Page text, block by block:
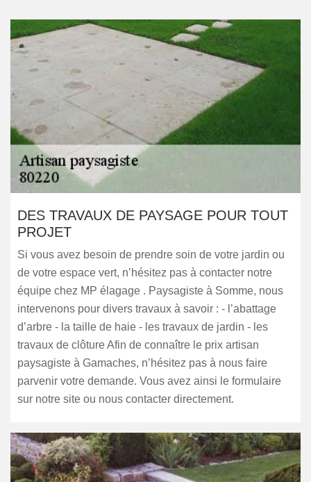
DES TRAVAUX DE PAYSAGE POUR TOUT
PROJET
Si vous avez besoin de prendre soin de votre jardin ou
de votre espace vert, n’hésitez pas à contacter notre
équipe chez MP élagage . Paysagiste à Somme, nous
intervenons pour divers travaux à savoir : - l’abattage
d’arbre - la taille de haie - les travaux de jardin - les
travaux de clôture Afin de connaître le prix artisan
paysagiste à Gamaches, n’hésitez pas à nous faire
parvenir votre demande. Vous avez ainsi le formulaire
sur notre site ou nous contacter directement.